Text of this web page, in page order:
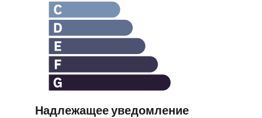
Надлежащее уведомление